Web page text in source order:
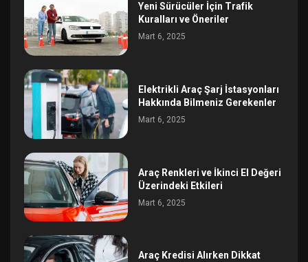
Yeni Sürücüler İçin Trafik
Kuralları ve Öneriler
Mart 6, 2025
Elektrikli Araç Şarj İstasyonları
Hakkında Bilmeniz Gerekenler
Mart 6, 2025
Araç Renkleri ve İkinci El Değeri
Üzerindeki Etkileri
Mart 6, 2025
Araç Kredisi Alırken Dikkat